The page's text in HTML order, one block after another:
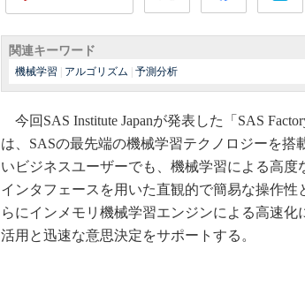
関連キーワード
機械学習 アルゴリズム 予測分析
今回SAS Institute Japanが発表した「SAS
は、SASの最先端の機械学習テクノロジーを
いビジネスユーザーでも、機械学習による高
インタフェースを用いた直観的で簡易な操作
らにインメモリ機械学習エンジンによる高速
活用と迅速な意思決定をサポートする。